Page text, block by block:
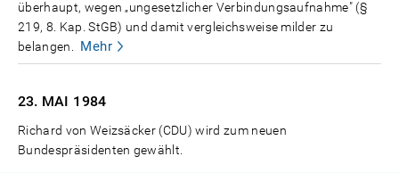
überhaupt, wegen „ungesetzlicher Verbindungsaufnahme" (§
219, 8. Kap. StGB) und damit vergleichsweise milder zu
belangen.
Mehr
23. MAI 1984
Richard von Weizsäcker (CDU) wird zum neuen
Bundespräsidenten gewählt.